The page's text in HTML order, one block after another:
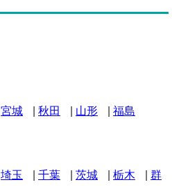
宮城 秋田 山形 福島
埼玉 千葉 茨城 栃木 群